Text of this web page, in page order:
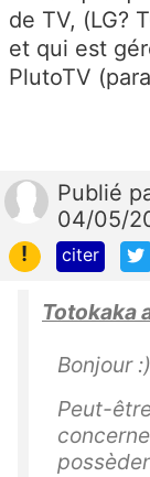
de TV, (LG?
et qui est
PlutoTV
Publié
04/05/
!
citer
Totokaka
Bonjour :)
Peut-